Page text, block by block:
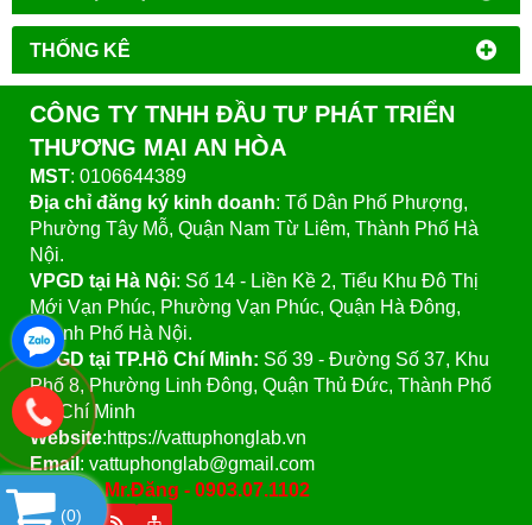
THỐNG KÊ
CÔNG TY TNHH ĐẦU TƯ PHÁT TRIỂN
THƯƠNG MẠI AN HÒA
MST: 0106644389
Địa chỉ đăng ký kinh doanh: Tổ Dân Phố Phượng,
Phường Tây Mỗ, Quận Nam Từ Liêm, Thành Phố Hà
Nội.
VPGD tại Hà Nội: Số 14 - Liền Kề 2, Tiểu Khu Đô Thị
Mới Vạn Phúc, Phường Vạn Phúc, Quận Hà Đông,
Thành Phố Hà Nội.
VPGD tại TP.Hồ Chí Minh: Số 39 - Đường Số 37, Khu
Phố 8, Phường Linh Đông, Quận Thủ Đức, Thành Phố
Hồ Chí Minh
Website:https://vattuphonglab.vn
Email : vattuphonglab@gmail.com
Hotline: Mr.Đăng - 0903.07.1102
(0)